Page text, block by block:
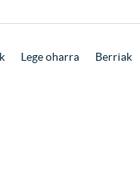
Lege oharra Berriak